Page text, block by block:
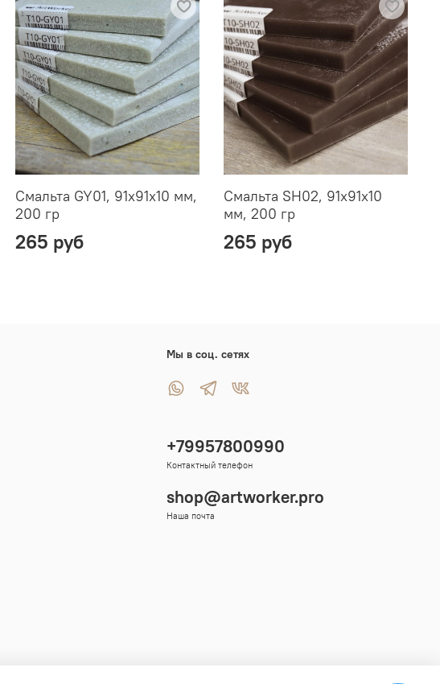
Смальта GY01, 91х91х10 мм,
200 гр
265 руб
Смальта SH02, 91х91х10
мм, 200 гр
265 руб
Мы в соц. сетях
+79957800990
Контактный телефон
shop@artworker.pro
Наша почта